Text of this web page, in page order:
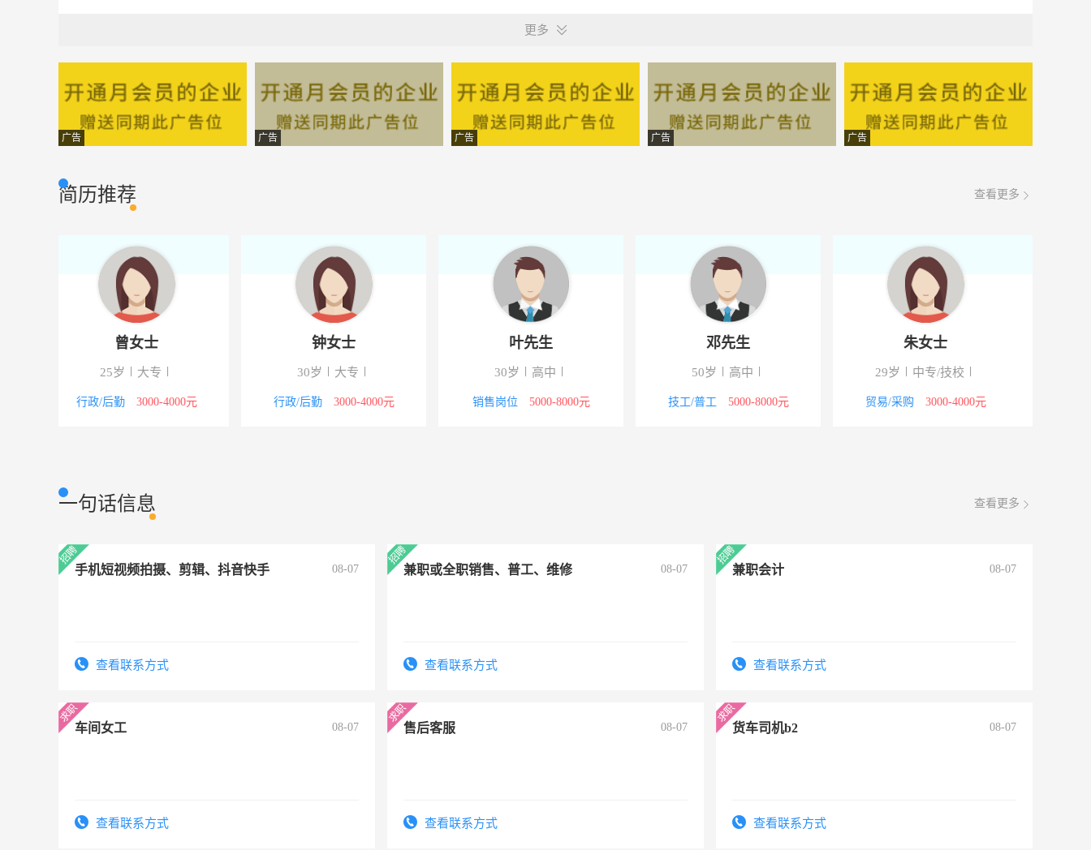
业务代表 市场营销 宏岳塑胶集团 -秦皇岛 面议 08-07
电气工程师 工程机械 秦皇岛博硕光电设备股份有限公司 -秦皇岛 面议 08-07
生产操作工
土建预算员 建筑房产 秦皇岛鸣岐房地产有限公司 08-07
建筑设计 建筑房产 秦皇岛华成建筑设计咨询有限公司 08-07
营销总监 市场营销 秦皇岛宋氏御品香餐饮管理有限公司 08-07
平面设计 设计策划 秦皇岛盛邦庆典服务有限公司 08-07
更多
广告 广告 广告 广告 广告
简历推荐 查看更多
曾女士
25岁 大专
行政/后勤 3000-4000元
钟女士
30岁 大专
行政/后勤 3000-4000元
叶先生
30岁 高中
销售岗位 5000-8000元
邓先生
50岁 高中
技工/普工 5000-8000元
朱女士
29岁 中专/技校
贸易/采购 3000-4000元
一句话信息 查看更多
手机短视频拍摄、剪辑、抖音快手 08-07
查看联系方式
兼职或全职销售、普工、维修 08-07
查看联系方式
兼职会计 08-07
查看联系方式
车间女工 08-07
查看联系方式
售后客服 08-07
查看联系方式
货车司机b2 08-07
查看联系方式